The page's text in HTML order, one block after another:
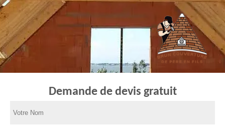
Demande de devis gratuit